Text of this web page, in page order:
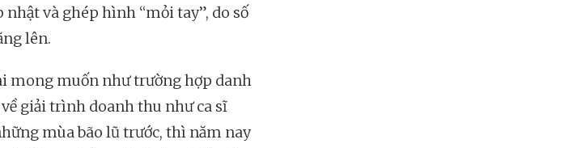
nhật và ghép hình “mỏi tay”, do số
lên.
mong muốn như trường hợp danh
giải trình doanh thu như ca sĩ
mùa bão lũ trước, thì năm nay